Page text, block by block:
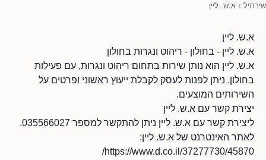
שירתיל › א.ש. ליין
א.ש. ליין
א.ש. ליין - בחולון - ריהוט ונגרות בחולון
א.ש. ליין הוא נותן שירות בתחום ריהוט ונגרות, עם פעילות
בחולון. ניתן לפנות לעסק לקבלת ייעוץ ראשוני ופרטים על
השירותים המוצעים.
יצירת קשר עם א.ש. ליין
ליצירת קשר עם א.ש. ליין ניתן להתקשר למספר 035566027.
לאתר האינטרנט של א.ש. ליין:
https://www.d.co.il/37277730/45870/